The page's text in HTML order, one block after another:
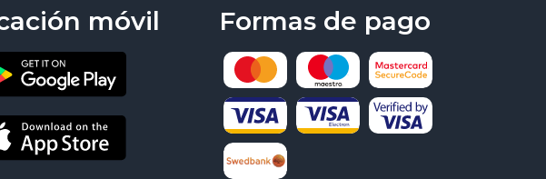
móvil Formas de pago